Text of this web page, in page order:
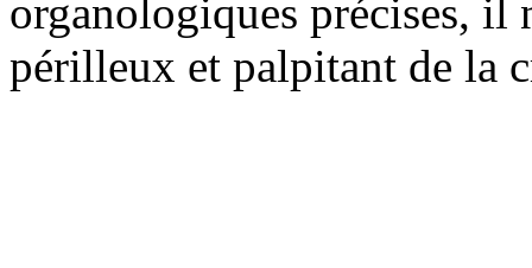
organologiques précises,
périlleux et palpitant de la